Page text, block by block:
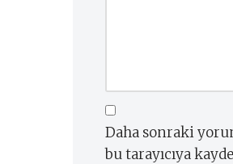
Daha sonraki
bu tarayıcıya